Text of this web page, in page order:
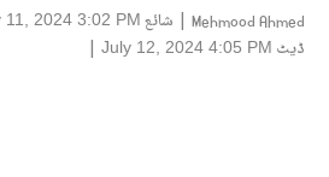
Mehmood Ahmed
| شائع 11, 2024 3:02 PM
ڈیٹ July 12, 2024 4:05 PM
|